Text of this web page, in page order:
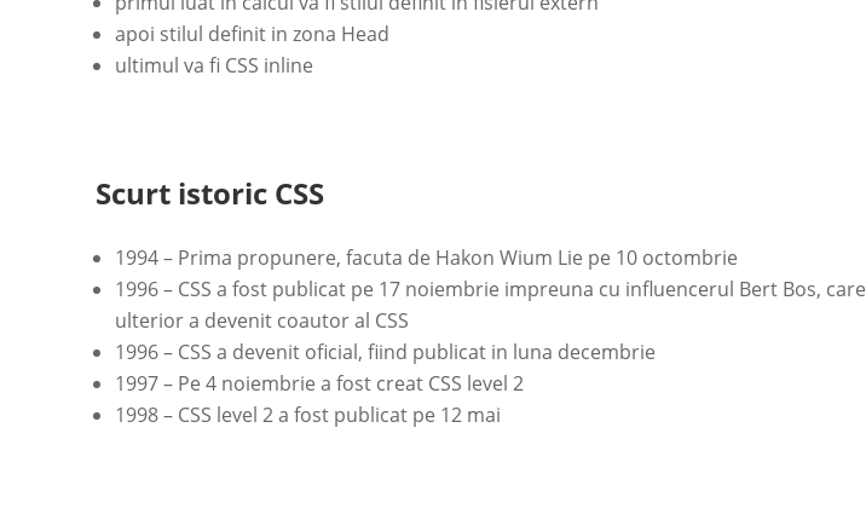
apoi stilul definit in zona Head
ultimul va fi CSS inline
Scurt istoric CSS
1994 – Prima propunere, facuta de Hakon Wium Lie pe 10 octombrie
1996 – CSS a fost publicat pe 17 noiembrie impreuna cu influencerul Bert Bos, care
ulterior a devenit coautor al CSS
1996 – CSS a devenit oficial, fiind publicat in luna decembrie
1997 – Pe 4 noiembrie a fost creat CSS level 2
1998 – CSS level 2 a fost publicat pe 12 mai